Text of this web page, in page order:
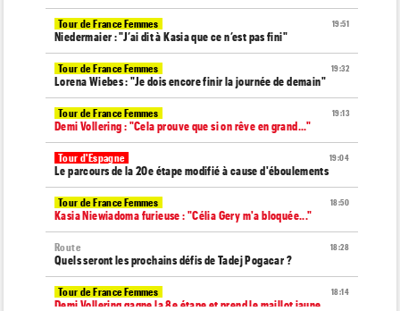
19:51
Tour de France Femmes
Niedermaier : "J’ai dit à Kasia que ce n’est pas fini"
19:32
Tour de France Femmes
Lorena Wiebes : "Je dois encore finir la journée de demain"
19:13
Tour de France Femmes
Demi Vollering : "Cela prouve que si on rêve en grand..."
19:04
Tour d'Espagne
Le parcours de la 20e étape modifié à cause d'éboulements
18:50
Tour de France Femmes
Kasia Niewiadoma furieuse : "Célia Gery m'a bloquée..."
18:28
Route
Quels seront les prochains défis de Tadej Pogacar ?
18:14
Tour de France Femmes
Demi Vollering gagne la 8e étape et prend le maillot jaune